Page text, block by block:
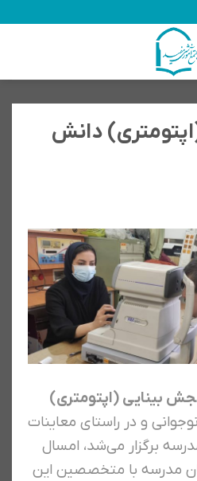
دانش
بینایی (اپتومتری)
و در راستای معاینات
برگزار می‌شد، امسال
مدرسه با متخصصین این